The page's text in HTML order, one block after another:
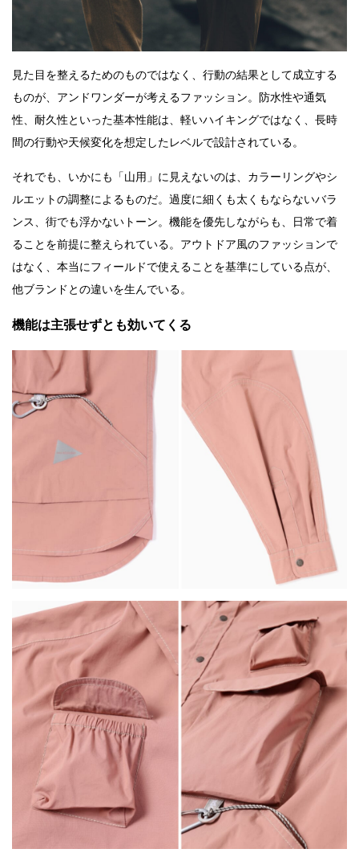
見た目を整えるためのものではなく、行動の結果として成立する
ものが、アンドワンダーが考えるファッション。防水性や通気
性、耐久性といった基本性能は、軽いハイキングではなく、長時
間の行動や天候変化を想定したレベルで設計されている。
それでも、いかにも「山用」に見えないのは、カラーリングやシ
ルエットの調整によるものだ。過度に細くも太くもならないバラ
ンス、街でも浮かないトーン。機能を優先しながらも、日常で着
ることを前提に整えられている。アウトドア風のファッションで
はなく、本当にフィールドで使えることを基準にしている点が、
他ブランドとの違いを生んでいる。
機能は主張せずとも効いてくる